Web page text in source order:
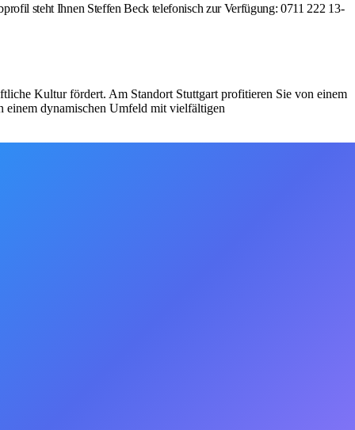
steht Ihnen Steffen Beck telefonisch zur Verfügung: 0711 222 13-
Kultur fördert. Am Standort Stuttgart profitieren Sie von einem
einem dynamischen Umfeld mit vielfältigen